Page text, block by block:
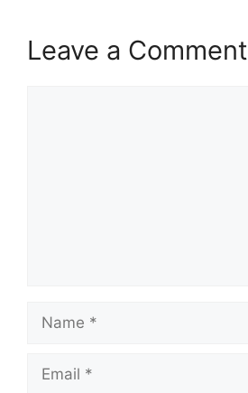
Leave a Comment
Name
Email